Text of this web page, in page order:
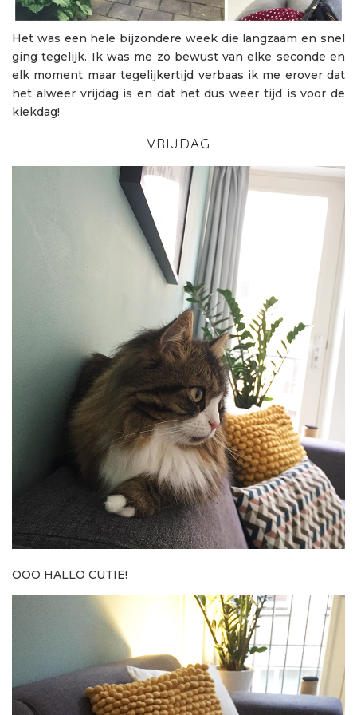
Het was een hele bijzondere week die langzaam en snel
ging tegelijk. Ik was me zo bewust van elke seconde en
elk moment maar tegelijkertijd verbaas ik me erover dat
het alweer vrijdag is en dat het dus weer tijd is voor de
kiekdag!
VRIJDAG
OOO HALLO CUTIE!